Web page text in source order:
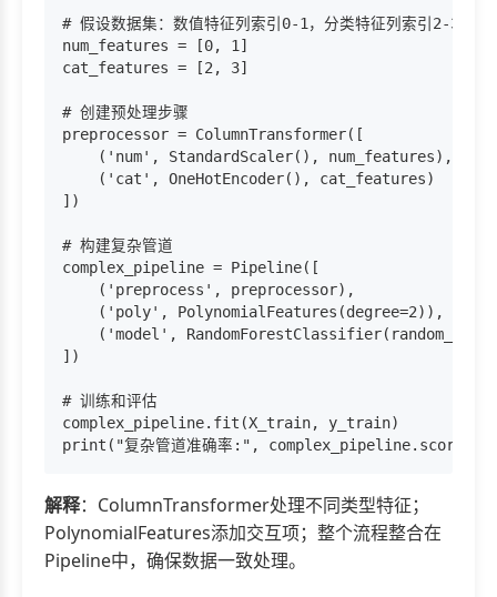
# 假设数据集：数值特征列索引0-1，分类特征列索引2-3
num_features = [0, 1]
cat_features = [2, 3]
# 创建预处理步骤
preprocessor = ColumnTransformer([
('num', StandardScaler(), num_features),  #
('cat', OneHotEncoder(), cat_features)    #
])
# 构建复杂管道
complex_pipeline = Pipeline([
('preprocess', preprocessor),              #
('poly', PolynomialFeatures(degree=2)),     #
('model',
])
# 训练和评估
complex_pipeline.fit(X_train, y_train)
解释：ColumnTransformer处理不同类型特征；
PolynomialFeatures添加交互项；整个流程整合在
Pipeline中，确保数据一致处理。